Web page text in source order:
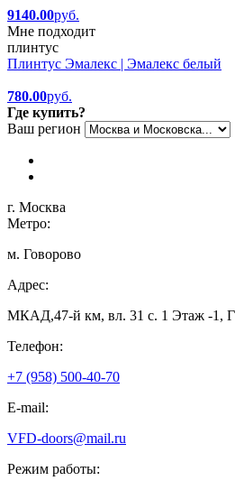
9140.00руб.
Мне подходит
плинтус
Плинтус Эмалекс | Эмалекс белый
780.00руб.
Где купить?
Ваш регион
г. Москва
Метро:
м. Говорово
Адрес:
МКАД,47-й км, вл. 31 с. 1 Этаж -1,
Телефон:
+7 (958) 500-40-70
E-mail:
VFD-doors@mail.ru
Режим работы: